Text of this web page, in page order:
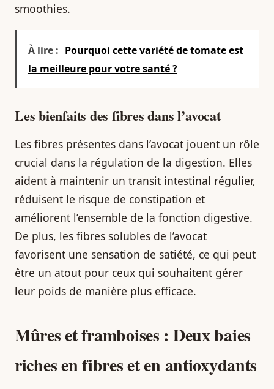
smoothies.
À lire : Pourquoi cette variété de tomate est
la meilleure pour votre santé ?
Les bienfaits des fibres dans l’avocat
Les fibres présentes dans l’avocat jouent un rôle
crucial dans la régulation de la digestion. Elles
aident à maintenir un transit intestinal régulier,
réduisent le risque de constipation et
améliorent l’ensemble de la fonction digestive.
De plus, les fibres solubles de l’avocat
favorisent une sensation de satiété, ce qui peut
être un atout pour ceux qui souhaitent gérer
leur poids de manière plus efficace.
Mûres et framboises : Deux baies
riches en fibres et en antioxydants